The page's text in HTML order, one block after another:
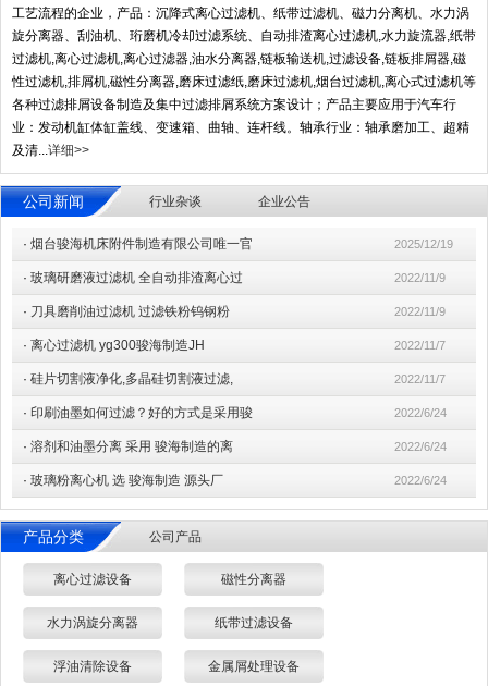
工艺流程的企业，产品：沉降式离心过滤机、纸带过滤机、磁力分离机、水力涡
旋分离器、刮油机、珩磨机冷却过滤系统、自动排渣离心过滤机,水力旋流器,纸带
过滤机,离心过滤机,离心过滤器,油水分离器,链板输送机,过滤设备,链板排屑器,磁
性过滤机,排屑机,磁性分离器,磨床过滤纸,磨床过滤机,烟台过滤机,离心式过滤机等
各种过滤排屑设备制造及集中过滤排屑系统方案设计；产品主要应用于汽车行
业：发动机缸体缸盖线、变速箱、曲轴、连杆线。轴承行业：轴承磨加工、超精
及清...详细>>
公司新闻 行业杂谈 企业公告
· 烟台骏海机床附件制造有限公司唯一官 2025/12/19
· 玻璃研磨液过滤机 全自动排渣离心过 2022/11/9
· 刀具磨削油过滤机 过滤铁粉钨钢粉 2022/11/9
· 离心过滤机 yg300骏海制造JH 2022/11/7
· 硅片切割液净化,多晶硅切割液过滤, 2022/11/7
· 印刷油墨如何过滤？好的方式是采用骏 2022/6/24
· 溶剂和油墨分离 采用 骏海制造的离 2022/6/24
· 玻璃粉离心机 选 骏海制造 源头厂 2022/6/24
产品分类 公司产品
离心过滤设备 磁性分离器
水力涡旋分离器 纸带过滤设备
浮油清除设备 金属屑处理设备